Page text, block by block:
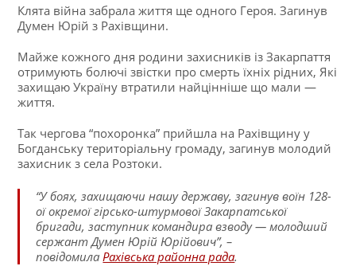
Клята війна забрала життя ще одного Героя. Загинув
Думен Юрій з Рахівщини.
Майже кожного дня родини захисників із Закарпаття
отримують болючі звістки про смерть їхніх рідних, Які
захищаю Україну втратили найцінніше що мали —
життя.
Так чергова “похоронка” прийшла на Рахівщину у
Богданську територіальну громаду, загинув молодий
захисник з села Розтоки.
“У боях, захищаючи нашу державу, загинув воїн 128-
ої окремої гірсько-штурмової Закарпатської
бригади, заступник командира взводу — молодший
сержант Думен Юрій Юрійович”, –
повідомилаРахівська районна рада.